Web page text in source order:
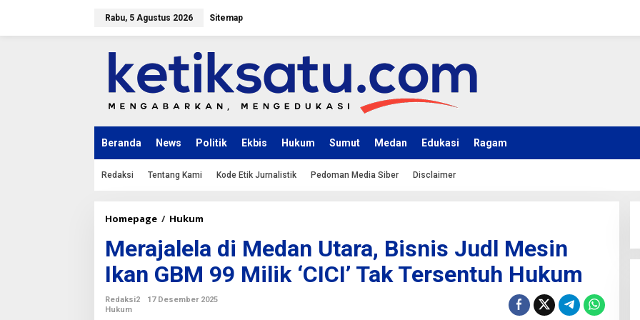
Rabu, 5 Agustus 2026 Sitemap
Beranda News Politik Ekbis Hukum Sumut Medan Edukasi Ragam
Redaksi Tentang Kami Kode Etik Jurnalistik Pedoman Media Siber Disclaimer
Homepage / Hukum
r
a
l
Merajalela di Medan Utara, Bisnis Judl Mesin
Ikan GBM 99 Milik ‘CICI’ Tak Tersentuh Hukum
Redaksi2
17 Desember 2025
Hukum